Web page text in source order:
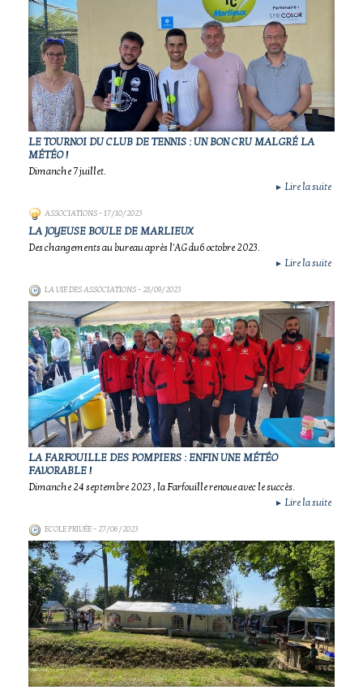
LE TOURNOI DU CLUB DE TENNIS : UN BON CRU MALGRÉ LA
MÉTÉO !
Dimanche 7 juillet.
► Lire la suite
ASSOCIATIONS- 17/10/2023
LA JOYEUSE BOULE DE MARLIEUX
Des changements au bureau après l'AG du6 octobre 2023.
► Lire la suite
LA VIE DES ASSOCIATIONS- 28/09/2023
LA FARFOUILLE DES POMPIERS : ENFIN UNE MÉTÉO
FAVORABLE !
Dimanche 24 septembre 2023 , la Farfouille renoue avec le succès.
► Lire la suite
ECOLE PRIVÉE- 27/06/2023